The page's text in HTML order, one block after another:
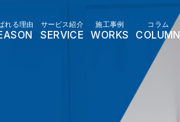
れる理由 サービス紹介
SERVICE
施工事例
WORKS
コラム
COLUMN